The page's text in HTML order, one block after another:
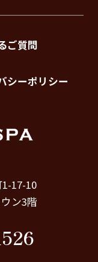
17-10
ン3階
ご質問
シーポリシー